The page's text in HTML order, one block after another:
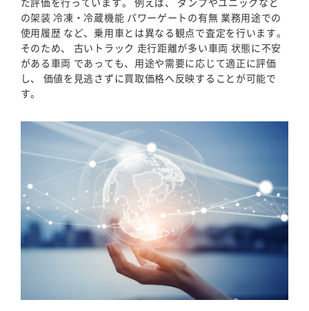
の架装 冷凍・冷蔵機能 パワーゲートの有無 業務用途での
使用履歴 など、乗用車とは異なる観点で査定を行います。
そのため、 古いトラック 走行距離が多い車両 状態に不安
がある車両 であっても、用途や需要に応じて適正に評価
し、 価値を見逃さずに買取価格へ反映することが可能で
す。